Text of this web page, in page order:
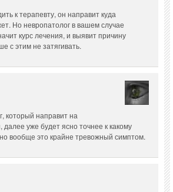
к терапевту, он направит куда
Но невропатолог в вашем случае
курс лечения, и выявит причину
с этим не затягивать.
который направит на
уже будет ясно точнее к какому
вообще это крайне тревожный симптом.